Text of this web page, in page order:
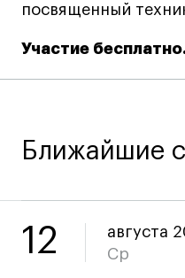
Интенсивы
Среднесрочные
О школе
Новости
События
Блог
посвященный
Участие
Ближайшие
12
августа
Ср